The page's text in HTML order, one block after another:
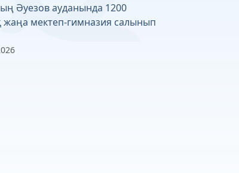
Әуезов ауданында 1200
мектеп-гимназия салынып